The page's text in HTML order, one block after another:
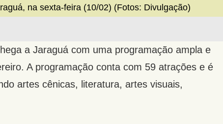
na sexta-feira (10/02) (Fotos: Divulgação)
a Jaraguá com uma programação ampla e
A programação conta com 59 atrações e é
artes cênicas, literatura, artes visuais,